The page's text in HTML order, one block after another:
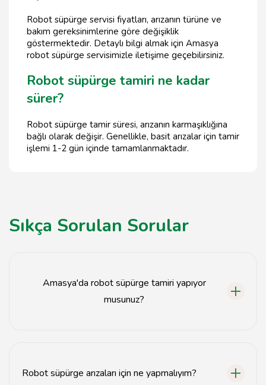
Robot süpürge servisi fiyatları, arızanın türüne ve
bakım gereksinimlerine göre değişiklik
göstermektedir. Detaylı bilgi almak için Amasya
robot süpürge servisimizle iletişime geçebilirsiniz.
Robot süpürge tamiri ne kadar
sürer?
Robot süpürge tamir süresi, arızanın karmaşıklığına
bağlı olarak değişir. Genellikle, basit arızalar için tamir
işlemi 1-2 gün içinde tamamlanmaktadır.
Sıkça Sorulan Sorular
Amasya'da robot süpürge tamiri yapıyor
musunuz?
Robot süpürge arızaları için ne yapmalıyım?